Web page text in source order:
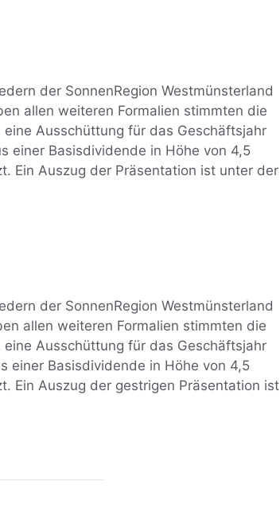
der SonnenRegion Westmünsterland
allen weiteren Formalien stimmten die
Ausschüttung für das Geschäftsjahr
einer Basisdividende in Höhe von 4,5
Ein Auszug der Präsentation ist unter der
der SonnenRegion Westmünsterland
allen weiteren Formalien stimmten die
Ausschüttung für das Geschäftsjahr
einer Basisdividende in Höhe von 4,5
Ein Auszug der gestrigen Präsentation ist